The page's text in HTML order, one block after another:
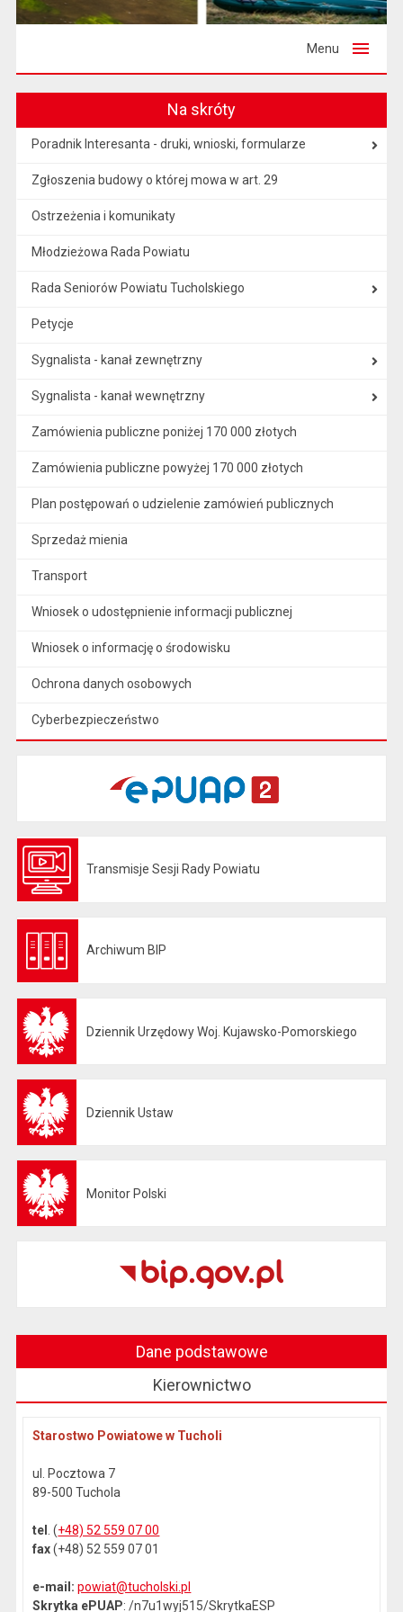
Menu
Na skróty
Poradnik Interesanta - druki, wnioski, formularze
Zgłoszenia budowy o której mowa w art. 29
Ostrzeżenia i komunikaty
Młodzieżowa Rada Powiatu
Rada Seniorów Powiatu Tucholskiego
Petycje
Sygnalista - kanał zewnętrzny
Sygnalista - kanał wewnętrzny
Zamówienia publiczne poniżej 170 000 złotych
Zamówienia publiczne powyżej 170 000 złotych
Plan postępowań o udzielenie zamówień publicznych
Sprzedaż mienia
Transport
Wniosek o udostępnienie informacji publicznej
Wniosek o informację o środowisku
Ochrona danych osobowych
Cyberbezpieczeństwo
Transmisje Sesji Rady Powiatu
Archiwum BIP
Dziennik Urzędowy Woj. Kujawsko-Pomorskiego
Dziennik Ustaw
Monitor Polski
Dane podstawowe
Kierownictwo
Starostwo Powiatowe w Tucholi
ul. Pocztowa 7
89-500 Tuchola
tel . (+48) 52 559 07 00
fax(+48) 52 559 07 01
e-mail:powiat@tucholski.pl
Skrytka ePUAP: /n7u1wyj515/SkrytkaESP